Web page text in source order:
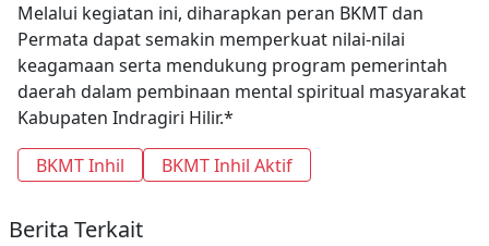
Melalui kegiatan ini, diharapkan peran BKMT dan
Permata dapat semakin memperkuat nilai-nilai
keagamaan serta mendukung program pemerintah
daerah dalam pembinaan mental spiritual masyarakat
Kabupaten Indragiri Hilir.*
BKMT Inhil
BKMT Inhil Aktif
Berita Terkait